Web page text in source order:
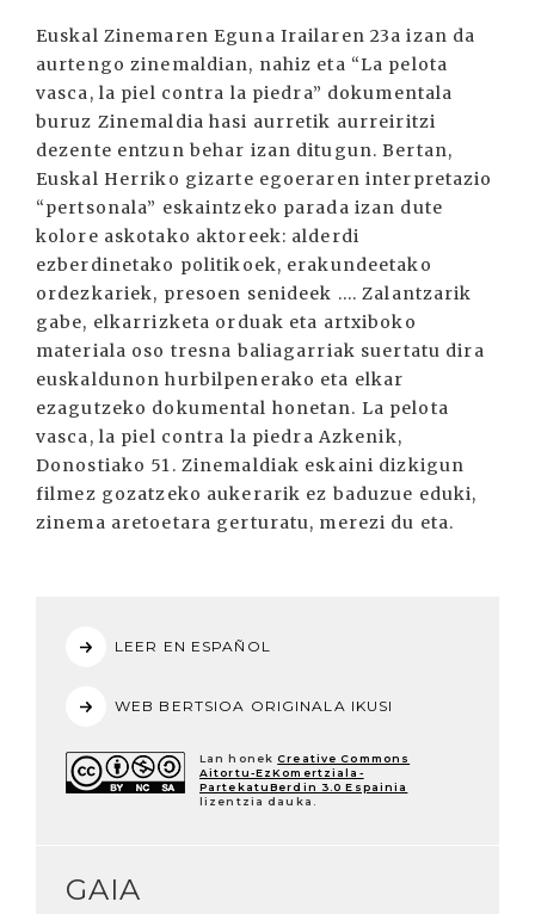
Euskal Zinemaren Eguna Irailaren 23a izan da
aurtengo zinemaldian, nahiz eta “La pelota
vasca, la piel contra la piedra” dokumentala
buruz Zinemaldia hasi aurretik aurreiritzi
dezente entzun behar izan ditugun. Bertan,
Euskal Herriko gizarte egoeraren interpretazio
“pertsonala” eskaintzeko parada izan dute
kolore askotako aktoreek: alderdi
ezberdinetako politikoek, erakundeetako
ordezkariek, presoen senideek .... Zalantzarik
gabe, elkarrizketa orduak eta artxiboko
materiala oso tresna baliagarriak suertatu dira
euskaldunon hurbilpenerako eta elkar
ezagutzeko dokumental honetan. La pelota
vasca, la piel contra la piedra Azkenik,
Donostiako 51. Zinemaldiak eskaini dizkigun
filmez gozatzeko aukerarik ez baduzue eduki,
zinema aretoetara gerturatu, merezi du eta.
LEER EN ESPAÑOL
WEB BERTSIOA ORIGINALA IKUSI
Lan honek Creative Commons
Aitortu-EzKomertziala-
PartekatuBerdin 3.0 Espainia
lizentzia dauka.
GAIA